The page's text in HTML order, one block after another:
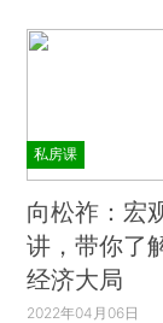
私房课
向松祚：宏
讲，带你了
经济大局
2022年04月06日